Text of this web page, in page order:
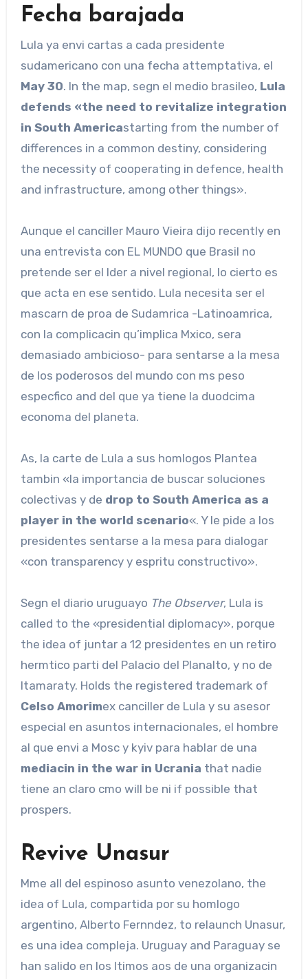
Fecha barajada
Lula ya envi cartas a cada presidente
sudamericano con una fecha attemptativa, el
May 30. In the map, segn el medio brasileo, Lula
defends «the need to revitalize integration
in South Americastarting from the number of
differences in a common destiny, considering
the necessity of cooperating in defence, health
and infrastructure, among other things».
Aunque el canciller Mauro Vieira dijo recently en
una entrevista con EL MUNDO que Brasil no
pretende ser el lder a nivel regional, lo cierto es
que acta en ese sentido. Lula necesita ser el
mascarn de proa de Sudamrica -Latinoamrica,
con la complicacin qu’implica Mxico, sera
demasiado ambicioso- para sentarse a la mesa
de los poderosos del mundo con ms peso
especfico and del que ya tiene la duodcima
economa del planeta.
As, la carte de Lula a sus homlogos Plantea
tambin «la importancia de buscar soluciones
colectivas y de drop to South America as a
player in the world scenario«. Y le pide a los
presidentes sentarse a la mesa para dialogar
«con transparency y espritu constructivo».
Segn el diario uruguayo The Observer, Lula is
called to the «presidential diplomacy», porque
the idea of ​​juntar a 12 presidentes en un retiro
hermtico parti del Palacio del Planalto, y no de
Itamaraty. Holds the registered trademark of
Celso Amorimex canciller de Lula y su asesor
especial en asuntos internacionales, el hombre
al que envi a Mosc y kyiv para hablar de una
mediacin in the war in Ucrania that nadie
tiene an claro cmo will be ni if ​​possible that
prospers.
Revive Unasur
Mme all del espinoso asunto venezolano, the
idea of ​​Lula, compartida por su homlogo
argentino, Alberto Fernndez, to relaunch Unasur,
es una idea compleja. Uruguay and Paraguay se
han salido en los ltimos aos de una organizacin